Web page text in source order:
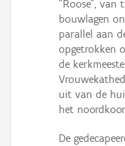
Gebeurtenis
Persoon of collectief
"Roose", van
bouwlagen
parallel aan
opgetrokken
de
uit van de
het
De